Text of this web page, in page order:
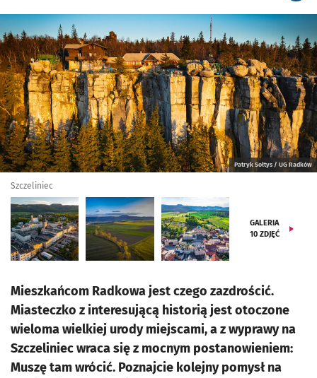
Kliknij, aby zobaczyć galerię
Patryk Sołtys / UG Radków
Szczeliniec
GALERIA
10 ZDJĘĆ
Mieszkańcom Radkowa jest czego zazdrościć.
Miasteczko z interesującą historią jest otoczone
wieloma wielkiej urody miejscami, a z wyprawy na
Szczeliniec wraca się z mocnym postanowieniem:
Muszę tam wrócić. Poznajcie kolejny pomysł na